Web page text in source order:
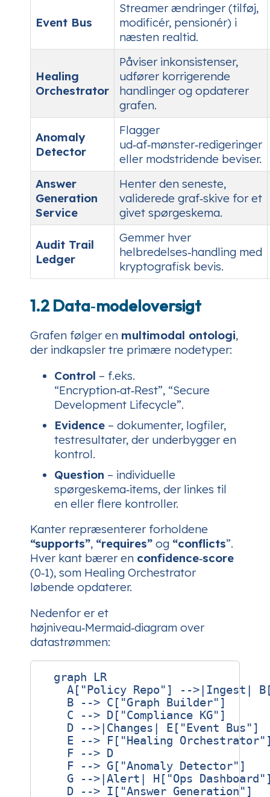
Event Bus
Streamer ændringer (tilføj,
modificér, pensionér) i
næsten realtid.
Healing
Orchestrator
Påviser inkonsistenser,
udfører korrigerende
handlinger og opdaterer
grafen.
Anomaly
Detector
Flagger
ud‑af‑mønster‑redigeringer
eller modstridende beviser.
Answer
Generation
Service
Henter den seneste,
validerede graf‑skive for et
givet spørgeskema.
Audit Trail
Ledger
Gemmer hver
helbredelses‑handling med
kryptografisk bevis.
1.2 Data‑modeloversigt
Grafen følger en multimodal ontologi,
der indkapsler tre primære nodetyper:
Control – f.eks.
“Encryption‑at‑Rest”, “Secure
Development Lifecycle”.
Evidence – dokumenter, logfiler,
testresultater, der underbygger en
kontrol.
Question – individuelle
spørgeskema‑items, der linkes til
en eller flere kontroller.
Kanter repræsenterer forholdene
“supports”, “requires” og “conflicts”.
Hver kant bærer en confidence‑score
(0‑1), som Healing Orchestrator
løbende opdaterer.
Nedenfor er et
højniveau‑Mermaid‑diagram over
datastrømmen:
  graph LR
A["Policy Repo"] -->|Ingest|
    B --> C["Graph Builder"]
    C --> D["Compliance KG"]
    D -->|Changes| E["Event Bus"]
E --> F["Healing
    F --> D
    F --> G["Anomaly Detector"]
G -->|Alert| H["Ops
    D --> I["Answer Generation"]